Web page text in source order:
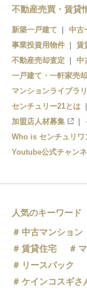
大町駅
緑井駅
七軒茶屋駅
上八木駅
中筋駅
古市駅
大町駅
毘沙門台駅
安東駅
上安駅
高取駅
長楽寺駅
伴駅
大原駅
大塚駅
不動産売買・賃貸
新築一戸建て 中古
事業投資用物件
賃
不動産売却査定
中
一戸建て・一軒家売
マンションライブラ
センチュリー21とは
加盟店人材募集
Who is センチュリワ
Youtube公式チャン
人気のキーワード
中古マンション
賃貸住宅
リースバック
ケインコスギさ